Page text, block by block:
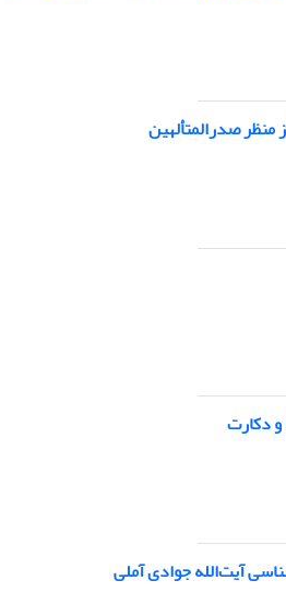
منظر صدرالمتألهین
دکارت
آیت‌الله جوادی آملی